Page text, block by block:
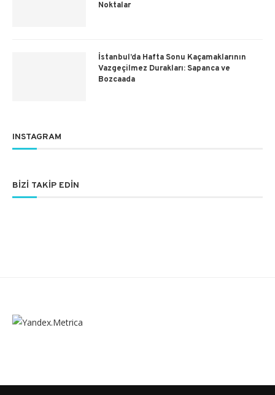
Noktalar
İstanbul’da Hafta Sonu Kaçamaklarının
Vazgeçilmez Durakları: Sapanca ve
Bozcaada
INSTAGRAM
BIZI TAKIP EDIN